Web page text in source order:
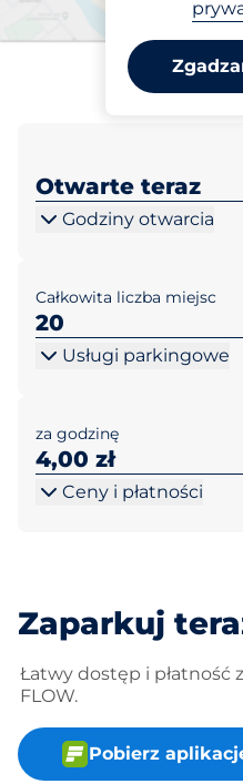
Otwórz
Otwarte teraz
Godziny otwarcia
Całkowita liczba miejsc
20
Usługi parkingowe
za godzinę
4,00 zł
Ceny i płatności
Zaparkuj
Łatwy dostęp i płatność
FLOW.
Pobierz